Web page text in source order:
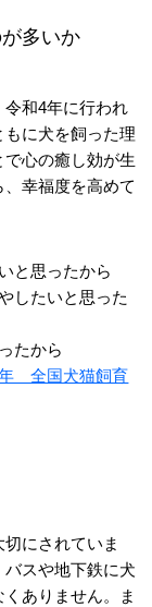
多いか
令和4年に行われ
に犬を飼った理
心の癒し効が生
幸福度を高めて
思ったから
たいと思った
たから
全国犬猫飼育
にされていま
スや地下鉄に犬
ありません。ま